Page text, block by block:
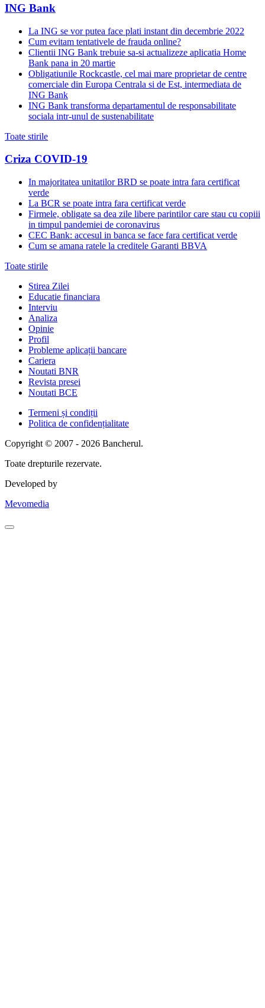
ING Bank
La ING se vor putea face plati instant din decembrie 2022
Cum evitam tentativele de frauda online?
Clientii ING Bank trebuie sa-si actualizeze aplicatia Home
Bank pana in 20 martie
Obligatiunile Rockcastle, cel mai mare proprietar de centre
comerciale din Europa Centrala si de Est, intermediata de
ING Bank
ING Bank transforma departamentul de responsabilitate
sociala intr-unul de sustenabilitate
Toate stirile
Criza COVID-19
In majoritatea unitatilor BRD se poate intra fara certificat
verde
La BCR se poate intra fara certificat verde
Firmele, obligate sa dea zile libere parintilor care stau cu copiii
in timpul pandemiei de coronavirus
CEC Bank: accesul in banca se face fara certificat verde
Cum se amana ratele la creditele Garanti BBVA
Toate stirile
Stirea Zilei
Educatie financiara
Interviu
Analiza
Opinie
Profil
Probleme aplicații bancare
Cariera
Noutati BNR
Revista presei
Noutati BCE
Termeni și condiții
Politica de confidențialitate
Copyright © 2007 - 2026 Bancherul.
Toate drepturile rezervate.
Developed by
Mevomedia